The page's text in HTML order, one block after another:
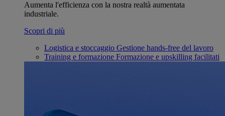
Aumenta l'efficienza con la nostra realtà aumentata
industriale.
Scopri di più
Logistica e stoccaggio Gestione hands-free del lavoro
Training e formazione Formazione e upskilling facilitati